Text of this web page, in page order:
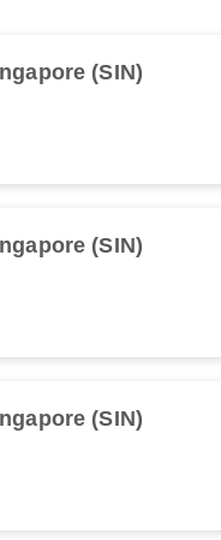
(SIN)
(SIN)
(SIN)